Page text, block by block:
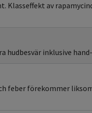
Klasseffekt av
hudbesvär inklusive
feber förekommer